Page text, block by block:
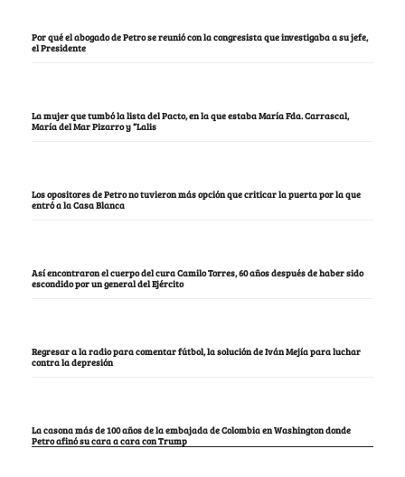
Por qué el abogado de Petro se reunió con la congresista que investigaba a su jefe,
el Presidente
La mujer que tumbó la lista del Pacto, en la que estaba María Fda. Carrascal,
María del Mar Pizarro y “Lalis
Los opositores de Petro no tuvieron más opción que criticar la puerta por la que
entró a la Casa Blanca
Así encontraron el cuerpo del cura Camilo Torres, 60 años después de haber sido
escondido por un general del Ejército
Regresar a la radio para comentar fútbol, la solución de Iván Mejía para luchar
contra la depresión
La casona más de 100 años de la embajada de Colombia en Washington donde
Petro afinó su cara a cara con Trump